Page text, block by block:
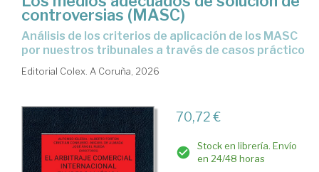
controversias (MASC)
Análisis de los criterios de aplicación de los MASC
por nuestros tribunales a través de casos práctico
Editorial Colex. A Coruña, 2026
70,72 €
Stock en librería. Envío
en 24/48 horas